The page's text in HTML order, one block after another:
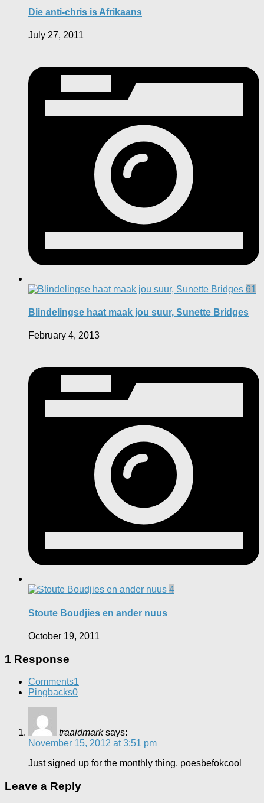
Die anti-chris is Afrikaans
July 27, 2011
61
Blindelingse haat maak jou suur, Sunette Bridges
February 4, 2013
4
Stoute Boudjies en ander nuus
October 19, 2011
1 Response
Comments1
Pingbacks0
traaidmark says:
November 15, 2012 at 3:51 pm
Just signed up for the monthly thing. poesbefokcool
Leave a Reply